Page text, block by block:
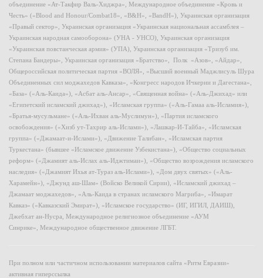
объединение «Ат-Такфир Валь-Хиджра», Международное объединение «Кровь и
Честь» («Blood and Honour/Combat18», «B&H», «BandH»), Украинская организация
«Правый сектор», Украинская организация «Украинская национальная ассамблея –
Украинская народная самооборона» (УНА - УНСО), Украинская организация
«Украинская повстанческая армия» (УПА), Украинская организация «Тризуб им.
Степана Бандеры», Украинская организация «Братство», Полк «Азов», «Айдар»,
Общероссийская политическая партия «ВОЛЯ», «Высший военный Маджлисуль Шура
Объединенных сил моджахедов Кавказа», «Конгресс народов Ичкерии и Дагестана»,
«База» («Аль-Каида»), «Асбат аль-Ансар», «Священная война» («Аль-Джихад» или
«Египетский исламский джихад»), «Исламская группа» («Аль-Гамаа аль-Исламия»),
«Братья-мусульмане» («Аль-Ихван аль-Муслимун»), «Партия исламского
освобождения» («Хизб ут-Тахрир аль-Ислами»), «Лашкар-И-Тайба», «Исламская
группа» («Джамаат-и-Ислами»), «Движение Талибан», «Исламская партия
Туркестана» (бывшее «Исламское движение Узбекистана»), «Общество социальных
реформ» («Джамият аль-Ислах аль-Иджтимаи»), «Общество возрождения исламского
наследия» («Джамият Ихья ат-Тураз аль-Ислами»), «Дом двух святых» («Аль-
Харамейн»), «Джунд аш-Шам» (Войско Великой Сирии), «Исламский джихад –
Джамаат моджахедов», «Аль-Каида в странах исламского Магриба», «Имарат
Кавказ» («Кавказский Эмират»), «Исламское государство» (ИГ, ИГИЛ, ДАИШ),
Джебхат ан-Нусра, Международное религиозное объединение «АУМ
Синрике», Международное общественное движение ЛГБТ.
При полном или частичном использовании материалов сайта «Ритм Евразии»
активная гиперссылка